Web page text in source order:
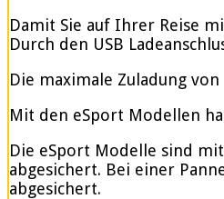
Damit Sie auf Ihrer Reise
Durch den USB
Die maximale Zuladung
Mit den eSport Modellen
Die eSport Modelle sind
abgesichert. Bei einer
abgesichert.